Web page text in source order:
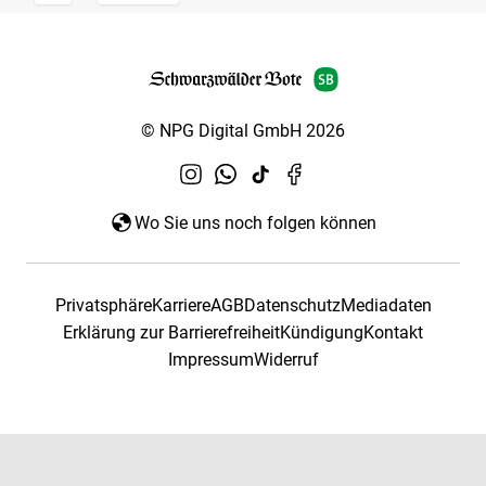
© NPG Digital GmbH 2026
Wo Sie uns noch folgen können
PrivatsphäreKarriereAGBDatenschutzMediadaten
Erklärung zur BarrierefreiheitKündigungKontakt
ImpressumWiderruf